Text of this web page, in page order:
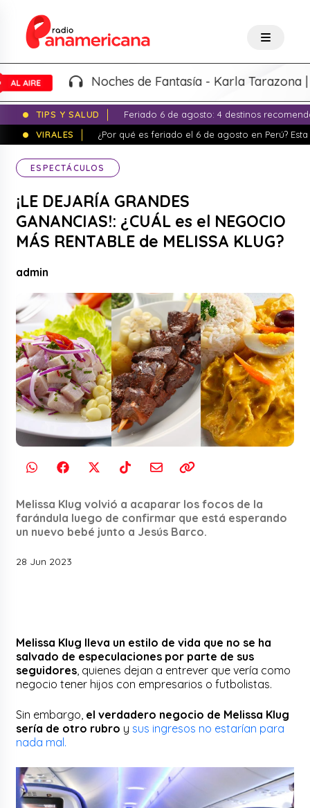
Noches de Fantasía - Karla Tarazona |
TIPS Y SALUD
Feriado 6 de agosto: 4 destinos
VIRALES
¿Por qué es feriado el 6 de agosto en Perú?
ESPECTÁCULOS
¡LE DEJARÍA GRANDES
GANANCIAS!: ¿CUÁL es el NEGOCIO
MÁS RENTABLE de MELISSA KLUG?
admin
Melissa Klug volvió a acaparar los focos de la
farándula luego de confirmar que está esperando
un nuevo bebé junto a Jesús Barco.
28 Jun 2023
Melissa Klug lleva un estilo de vida que no se ha
salvado de especulaciones por parte de sus
seguidores , quienes dejan a entrever que vería como
negocio tener hijos con empresarios o futbolistas.
Sin embargo, el verdadero negocio de Melissa Klug
sería de otro rubro y sus ingresos no estarían para
nada mal.